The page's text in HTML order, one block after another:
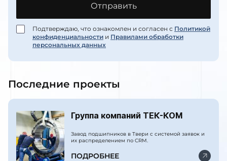
Отправить
Подтверждаю, что ознакомлен и согласен с Политикой
конфиденциальности и Правилами обработки
персональных данных
Последние проекты
Группа компаний ТЕК-КОМ
Завод подшипников в Твери с системой заявок и
их распределением по CRM.
ПОДРОБНЕЕ